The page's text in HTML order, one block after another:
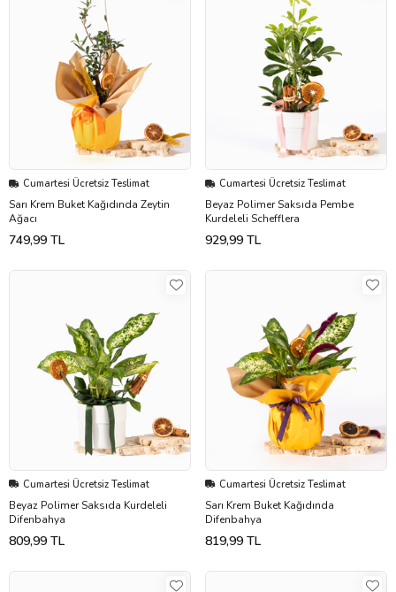
Cumartesi Ücretsiz Teslimat
Sarı Krem Buket Kağıdında Zeytin
Ağacı
749,99 TL
Cumartesi Ücretsiz Teslimat
Beyaz Polimer Saksıda Pembe
Kurdeleli Schefflera
929,99 TL
Cumartesi Ücretsiz Teslimat
Beyaz Polimer Saksıda Kurdeleli
Difenbahya
809,99 TL
Cumartesi Ücretsiz Teslimat
Sarı Krem Buket Kağıdında
Difenbahya
819,99 TL